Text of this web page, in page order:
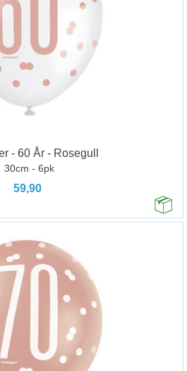
- 60 År - Rosegull
30cm - 6pk
59,90